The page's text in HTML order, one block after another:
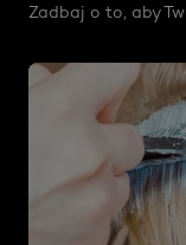
Zadbaj o to, aby